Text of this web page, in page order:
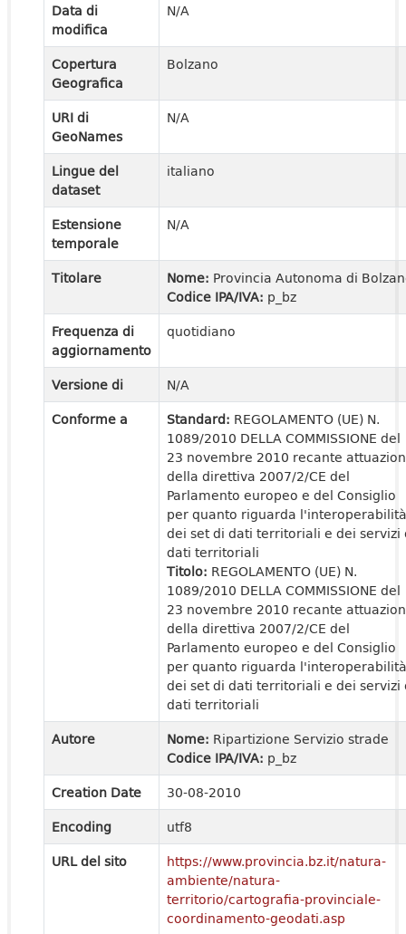
Data di
modifica
N/A
Copertura
Geografica
Bolzano
URI di
GeoNames
N/A
Lingue del
dataset
italiano
Estensione
temporale
N/A
Titolare Nome: Provincia Autonoma di
Codice IPA/IVA: p_bz
Frequenza di
aggiornamento
quotidiano
Versione di
N/A
Conforme a
Standard: REGOLAMENTO (UE) N.
1089/2010 DELLA COMMISSIONE del
23 novembre 2010 recante
della direttiva 2007/2/CE del
Parlamento europeo e del Consiglio
per quanto riguarda l'interoperabilità
dei set di dati territoriali e dei servizi
dati territoriali
Titolo: REGOLAMENTO (UE) N.
1089/2010 DELLA COMMISSIONE del
23 novembre 2010 recante
della direttiva 2007/2/CE del
Parlamento europeo e del Consiglio
per quanto riguarda l'interoperabilità
dei set di dati territoriali e dei servizi
dati territoriali
Autore
Nome: Ripartizione Servizio strade
Codice IPA/IVA: p_bz
Creation Date
30-08-2010
Encoding
utf8
URL del sito
https://www.provincia.bz.it/natura-
ambiente/natura-
territorio/cartografia-provinciale-
coordinamento-geodati.asp